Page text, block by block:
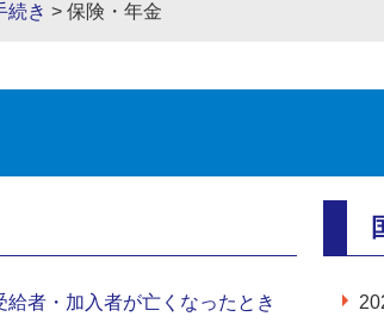
続き > 保険・年金
給者・加入者が亡くなったとき